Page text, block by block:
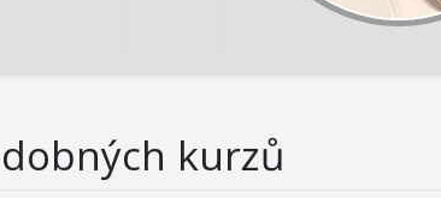
kurzů